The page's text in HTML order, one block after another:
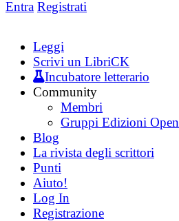
Entra Registrati
Leggi
Scrivi un LibriCK
Incubatore letterario
Community
Membri
Gruppi Edizioni Open
Blog
La rivista degli scrittori
Punti
Aiuto!
Log In
Registrazione